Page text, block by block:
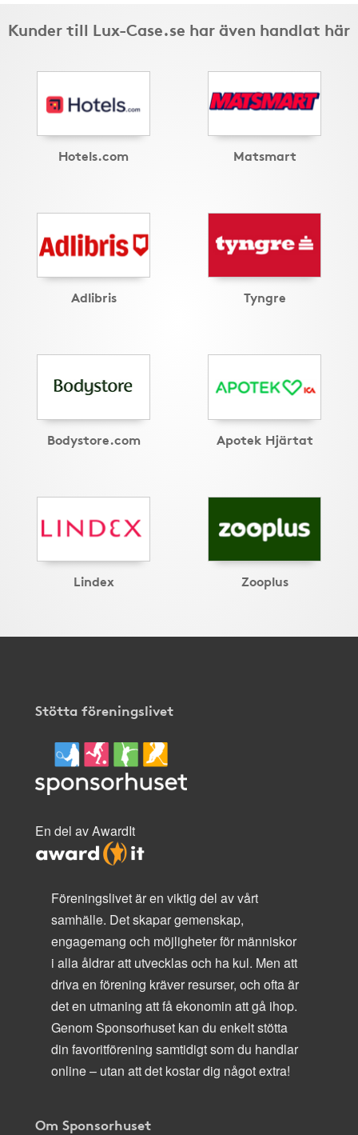
Kunder till Lux-Case.se har även handlat här
Hotels.com Matsmart
Adlibris Tyngre
Bodystore.com Apotek Hjärtat
Lindex Zooplus
Stötta föreningslivet
En del av AwardIt
Föreningslivet är en viktig del av vårt
samhälle. Det skapar gemenskap,
engagemang och möjligheter för människor
i alla åldrar att utvecklas och ha kul. Men att
driva en förening kräver resurser, och ofta är
det en utmaning att få ekonomin att gå ihop.
Genom Sponsorhuset kan du enkelt stötta
din favoritförening samtidigt som du handlar
online – utan att det kostar dig något extra!
Om Sponsorhuset